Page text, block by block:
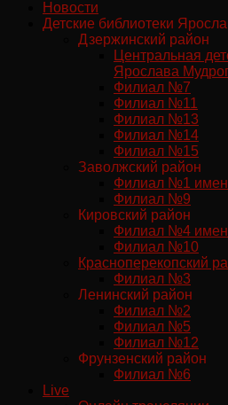
Новости
Детские библиотеки
Дзержинский район
Центральная
Ярослава
Филиал №7
Филиал №11
Филиал №13
Филиал №14
Филиал №15
Заволжский район
Филиал №1
Филиал №9
Кировский район
Филиал №4
Филиал №10
Красноперекопский
Филиал №3
Ленинский район
Филиал №2
Филиал №5
Филиал №12
Фрунзенский район
Филиал №6
Live